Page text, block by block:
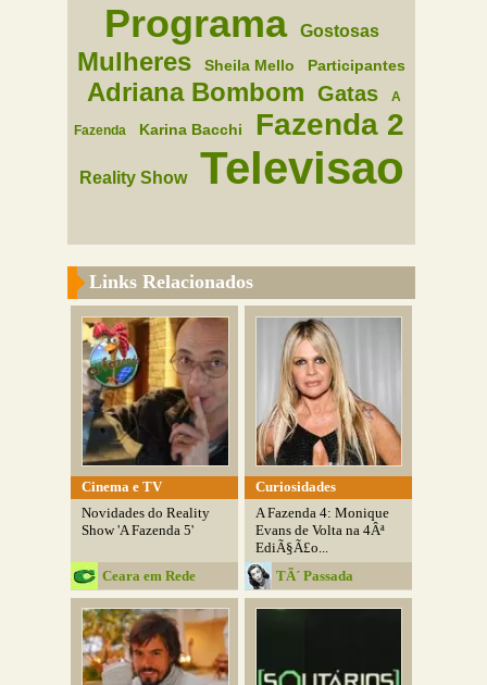
Programa Gostosas
Mulheres Sheila Mello Participantes
Adriana Bombom Gatas A
Fazenda Karina Bacchi Fazenda 2
Reality Show Televisao
Links Relacionados
Cinema e TV
Novidades do Reality
Show 'A Fazenda 5'
Ceara em Rede
Curiosidades
A Fazenda 4: Monique
Evans de Volta na 4Âª
EdiÃ§Ã£o...
TÃ´ Passada